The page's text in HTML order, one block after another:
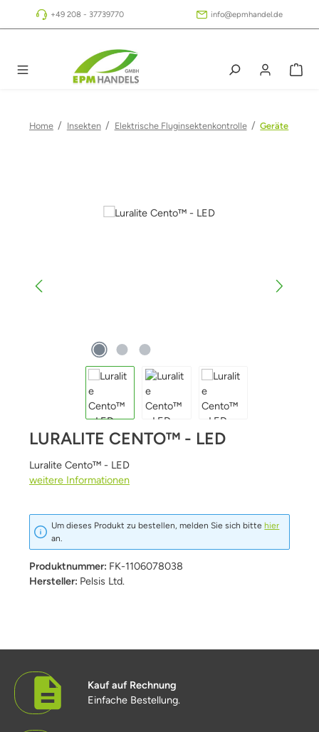
Zum Hauptinhalt springen
+49 208 - 37739770 info@epmhandel.de
Home / Insekten / Elektrische Fluginsektenkontrolle / Geräte
Bildergalerie überspringen
LURALITE CENTO™ - LED
Luralite Cento™ - LED
weitere Informationen
Um dieses Produkt zu bestellen, melden Sie sich bitte hier
an.
Produktnummer: FK-1106078038
Hersteller: Pelsis Ltd.
Kauf auf Rechnung
Einfache Bestellung.